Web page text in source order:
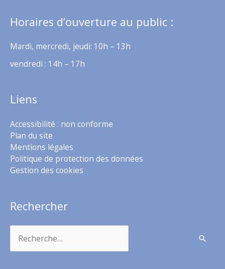
Horaires d’ouverture au public :
Mardi, mercredi, jeudi: 10h – 13h
vendredi : 14h – 17h
Liens
Accessibilité : non conforme
Plan du site
Mentions légales
Politique de protection des données
Gestion des cookies
Rechercher